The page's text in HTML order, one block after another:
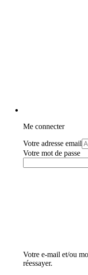
Me connecter
Votre adresse email
Votre mot de passe
Votre e-mail et/ou
réessayer.